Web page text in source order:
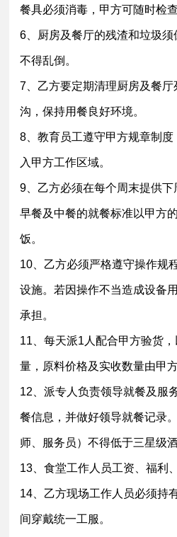
餐具必须消毒，甲方可随时检
6、厨房及餐厅的残渣和垃圾须
不得乱倒。
7、乙方要定期清理厨房及餐
沟，保持用餐良好环境。
8、教育员工遵守甲方规章制
入甲方工作区域。
9、乙方必须在每个周末提供下
早餐及中餐的就餐标准以甲方
饭。
10、乙方必须严格遵守操作规
设施。若因操作不当造成设备
承担。
11、每天派1人配合甲方验货
量，原料价格及实收数量由甲方
12、派专人负责领导就餐及服
餐信息，并做好领导就餐记录
师、服务员）不得低于三星级
13、食堂工作人员工资、福利
14、乙方现场工作人员必须持
间穿戴统一工服。